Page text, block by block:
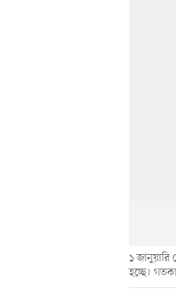
১ জানুয়ারি
হচ্ছে।